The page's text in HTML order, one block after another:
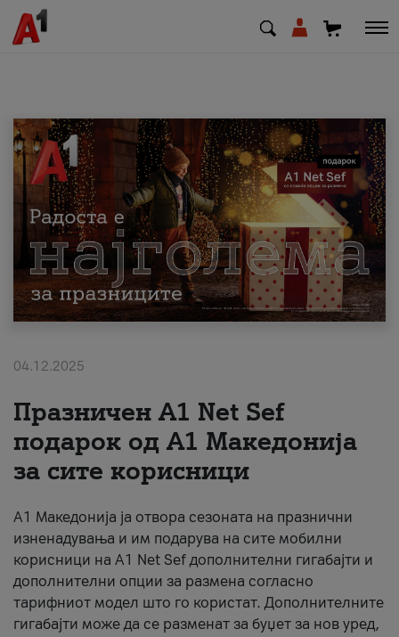
МК EN SQ
Приватни Деловни
Поддршка
Надополни кредит
За нас
#ПодобарОнлајн
04.12.2025
Празничен A1 Net Sеf
подарок од А1 Македонија
за сите корисници
А1 Македонија ја отвора сезоната на празнични
изненадувања и им подарува на сите мобилни
корисници на A1 Net Sef дополнителни гигабајти и
дополнителни опции за размена согласно
тарифниот модел што го користат. Дополнителните
гигабајти може да се разменат за буџет за нов уред,